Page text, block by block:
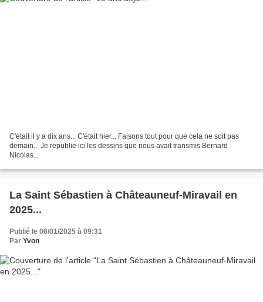
C'était il y a dix ans... C'était hier... Faisons tout pour que cela ne soit pas
demain... Je republie ici les dessins que nous avait transmis Bernard
Nicolas...
La Saint Sébastien à Châteauneuf-Miravail en
2025...
Publié le 06/01/2025 à 09:31
Par Yvon